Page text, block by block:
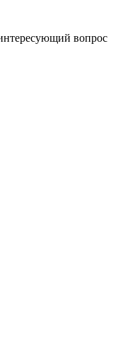
вопрос